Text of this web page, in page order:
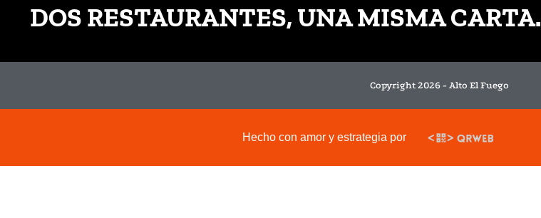
DOS RESTAURANTES, UNA MISMA CARTA.
Copyright 2026 - Alto El Fuego
Hecho con amor y estrategia por